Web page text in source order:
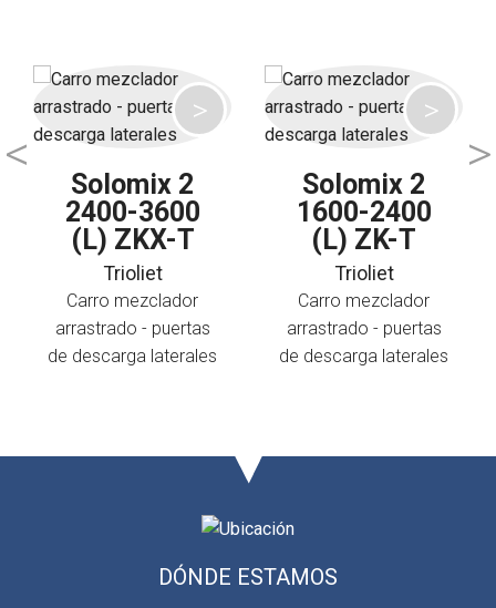
Solomix 2
2400-3600
(L) ZKX-T
Trioliet
Carro mezclador
arrastrado - puertas
de descarga laterales
Solomix 2
1600-2400
(L) ZK-T
Trioliet
Carro mezclador
arrastrado - puertas
de descarga laterales
DÓNDE ESTAMOS